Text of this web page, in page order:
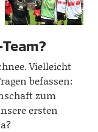
Vielleicht
befassen:
zum
ersten